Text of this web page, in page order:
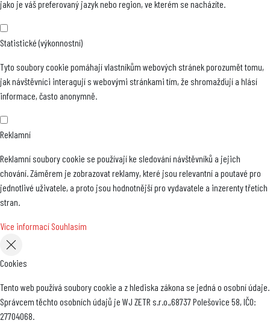
jako je váš preferovaný jazyk nebo region, ve kterém se nacházíte.
Statistické (výkonnostní)
Tyto soubory cookie pomáhají vlastníkům webových stránek porozumět tomu,
jak návštěvníci interagují s webovými stránkami tím, že shromažďují a hlásí
informace, často anonymně.
Reklamní
Reklamní soubory cookie se používají ke sledování návštěvníků a jejich
chování. Záměrem je zobrazovat reklamy, které jsou relevantní a poutavé pro
jednotlivé uživatele, a proto jsou hodnotnější pro vydavatele a inzerenty třetích
stran.
Více informacíSouhlasím
Cookies
Tento web používá soubory cookie a z hlediska zákona se jedná o osobní údaje.
Správcem těchto osobních údajů je WJ ZETR s.r.o.,68737 Polešovice 58, IČO:
27704068.